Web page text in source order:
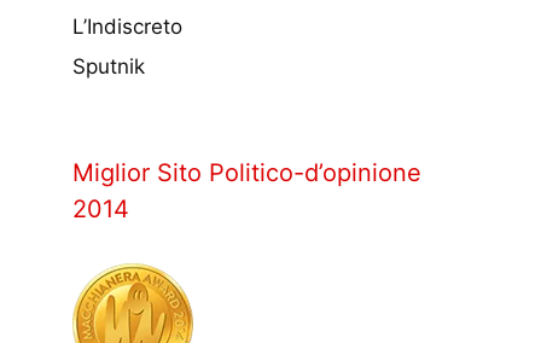
L’Indiscreto
Sputnik
Miglior Sito Politico-d’opinione
2014